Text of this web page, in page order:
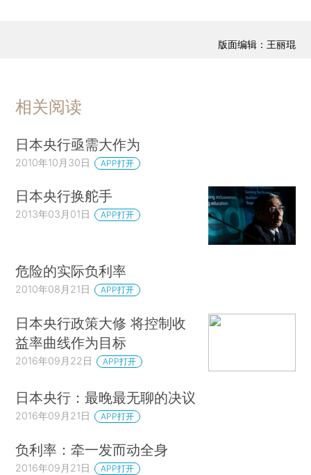
版面编辑：王丽琨
相关阅读
日本央行亟需大作为
2010年10月30日 APP打开
日本央行换舵手
2013年03月01日 APP打开
危险的实际负利率
2010年08月21日 APP打开
日本央行政策大修 将控制收
益率曲线作为目标
2016年09月22日 APP打开
日本央行：最晚最无聊的决议
2016年09月21日 APP打开
负利率：牵一发而动全身
2016年09月21日 APP打开